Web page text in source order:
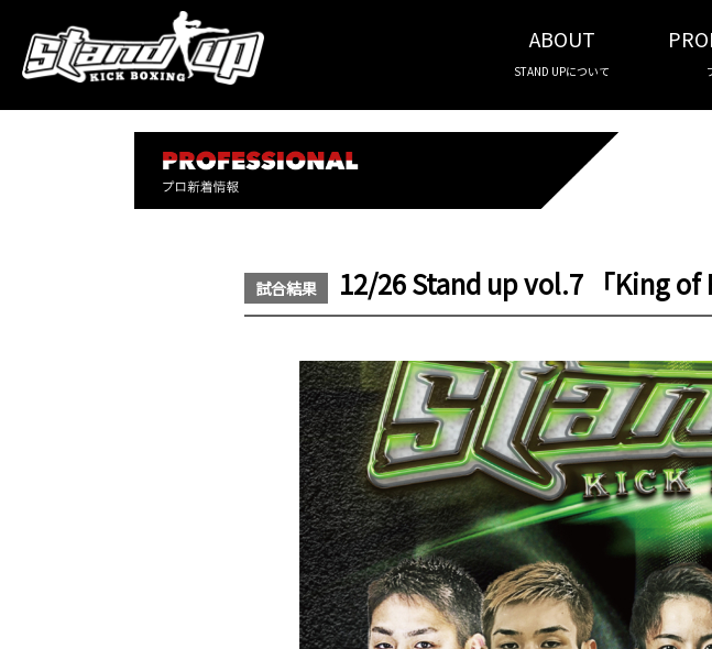
ABOUT
STAND UPについて
試合結果 12/26 Stand up vol.7 「King of